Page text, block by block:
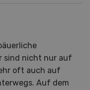
sind nicht nur auf
oft auch auf
Auf dem